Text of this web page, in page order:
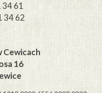
34 61
34 62
Cewicach
16